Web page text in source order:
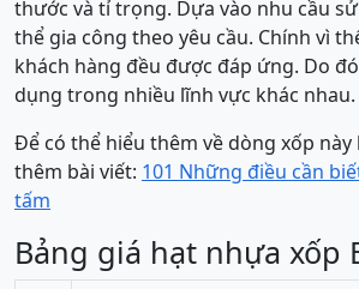
thước và tỉ trọng. Dựa vào nhu cầu
thể gia công theo yêu cầu. Chính vì
khách hàng đều được đáp ứng. Do
dụng trong nhiều lĩnh vực khác nhau.
Để có thể hiểu thêm về dòng xốp này
thêm bài viết: 101 Những điều cần
tấm
Bảng giá hạt nhựa xốp